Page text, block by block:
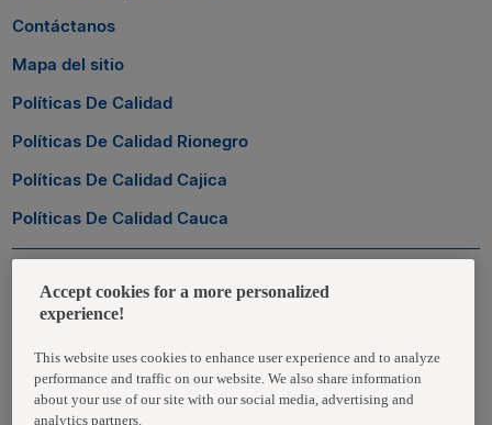
Contáctanos
Mapa del sitio
Políticas De Calidad
Políticas De Calidad Rionegro
Políticas De Calidad Cajica
Políticas De Calidad Cauca
Zona Transaccional
Clientes
Accept cookies for a more personalized
experience!
This website uses cookies to enhance user experience and to analyze
performance and traffic on our website. We also share information
about your use of our site with our social media, advertising and
analytics partners.